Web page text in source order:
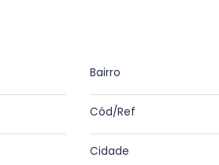
Bairro
Cód/Ref
Cidade